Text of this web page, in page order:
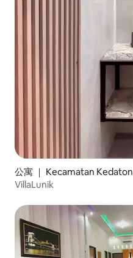
公寓 ｜ Kecamatan Kedaton
VillaLunik